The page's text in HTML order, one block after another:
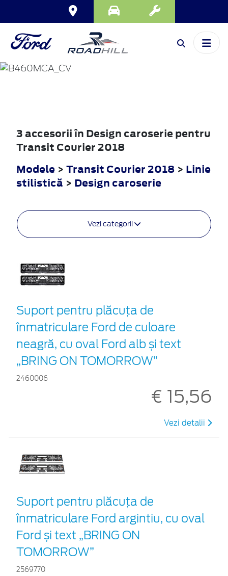
TRANSIT
COURIER
3 accesorii în Design caroserie pentru
Transit Courier 2018
Modele > Transit Courier 2018 > Linie
stilistică > Design caroserie
Vezi categorii
Suport pentru plăcuța de
înmatriculare Ford de culoare
neagră, cu oval Ford alb și text
„BRING ON TOMORROW”
2460006
€ 15,56
Vezi detalii
Suport pentru plăcuța de
înmatriculare Ford argintiu, cu oval
Ford și text „BRING ON
TOMORROW”
2569770